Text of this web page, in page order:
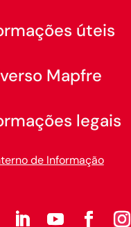
úteis
Mapfre
legais
de Informação